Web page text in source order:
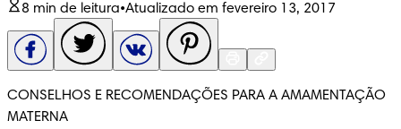
8 min de leitura•Atualizado em fevereiro 13, 2017
CONSELHOS E RECOMENDAÇÕES PARA A AMAMENTAÇÃO
MATERNA